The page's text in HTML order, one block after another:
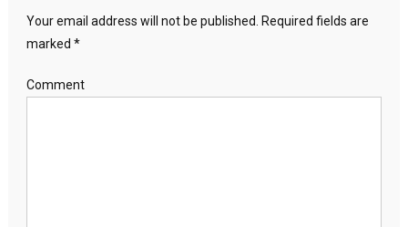
Your email address will not be published.
Required fields are
marked *
Comment